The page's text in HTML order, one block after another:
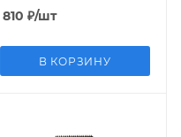
810 ₽/шт
В КОРЗИНУ